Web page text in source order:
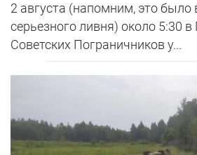
2 августа (напомним, это было
серьезного ливня) около 5:30 в
Советских Пограничников у...